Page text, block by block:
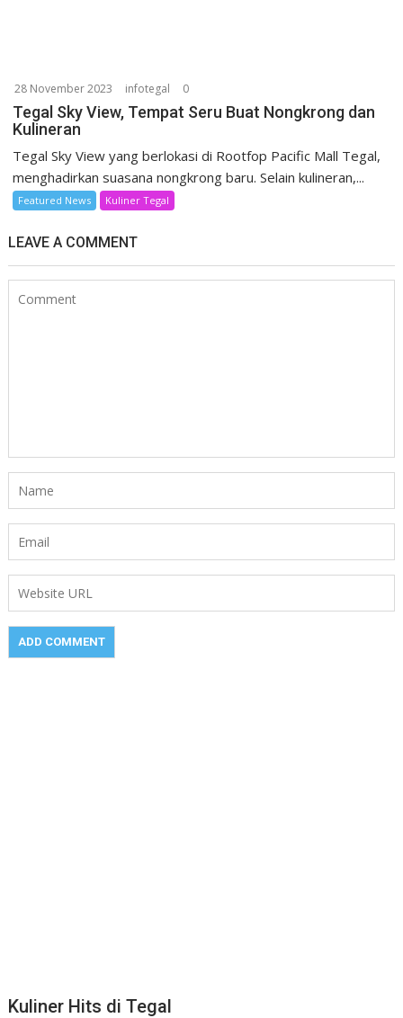
28 November 2023 infotegal 0
Tegal Sky View, Tempat Seru Buat Nongkrong dan
Kulineran
Tegal Sky View yang berlokasi di Rootfop Pacific Mall Tegal,
menghadirkan suasana nongkrong baru. Selain kulineran,...
Featured News Kuliner Tegal
LEAVE A COMMENT
Kuliner Hits di Tegal